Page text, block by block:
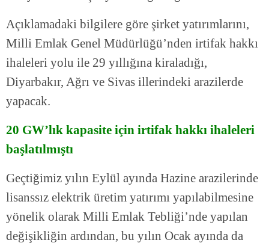
Açıklamadaki bilgilere göre şirket yatırımlarını,
Milli Emlak Genel Müdürlüğü’nden irtifak hakkı
ihaleleri yolu ile 29 yıllığına kiraladığı,
Diyarbakır, Ağrı ve Sivas illerindeki arazilerde
yapacak.
20 GW’lık kapasite için irtifak hakkı ihaleleri
başlatılmıştı
Geçtiğimiz yılın Eylül ayında Hazine arazilerinde
lisanssız elektrik üretim yatırımı yapılabilmesine
yönelik olarak Milli Emlak Tebliği’nde yapılan
değişikliğin ardından, bu yılın Ocak ayında da